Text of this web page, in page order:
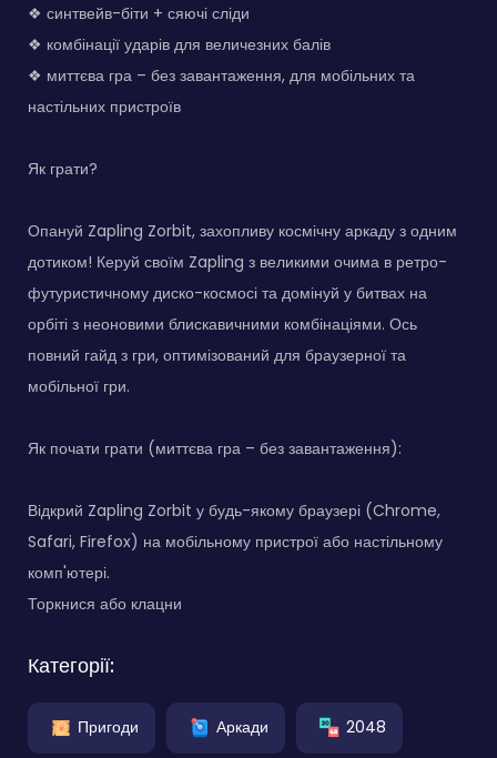
❖ синтвейв-біти + сяючі сліди
❖ комбінації ударів для величезних балів
❖ миттєва гра – без завантаження, для мобільних та
настільних пристроїв
Як грати?
Опануй Zapling Zorbit, захопливу космічну аркаду з одним
дотиком! Керуй своїм Zapling з великими очима в ретро-
футуристичному диско-космосі та домінуй у битвах на
орбіті з неоновими блискавичними комбінаціями. Ось
повний гайд з гри, оптимізований для браузерної та
мобільної гри.
Як почати грати (миттєва гра – без завантаження):
Відкрий Zapling Zorbit у будь-якому браузері (Chrome,
Safari, Firefox) на мобільному пристрої або настільному
комп'ютері.
Торкнися або клацни
Категорії:
Пригоди Аркади 2048